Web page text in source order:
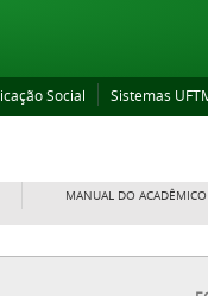
Social Sistemas
MANUAL DO ACADÊMICO